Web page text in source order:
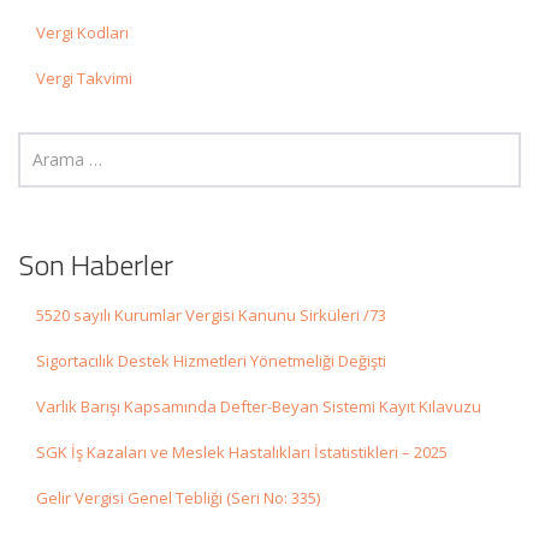
Vergi Kodları
Vergi Takvimi
Son Haberler
5520 sayılı Kurumlar Vergisi Kanunu Sirküleri /73
Sigortacılık Destek Hizmetleri Yönetmeliği Değişti
Varlık Barışı Kapsamında Defter-Beyan Sistemi Kayıt Kılavuzu
SGK İş Kazaları ve Meslek Hastalıkları İstatistikleri – 2025
Gelir Vergisi Genel Tebliği (Seri No: 335)